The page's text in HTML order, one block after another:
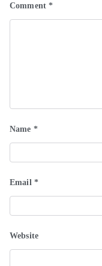
Comment*
Name *
Email *
Website